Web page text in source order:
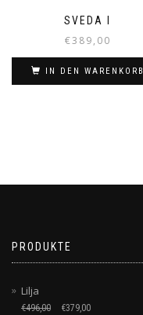
SVEDA I
€389,00
IN DEN WARENKORB
PRODUKTE
Lilja
€496,00 €379,00